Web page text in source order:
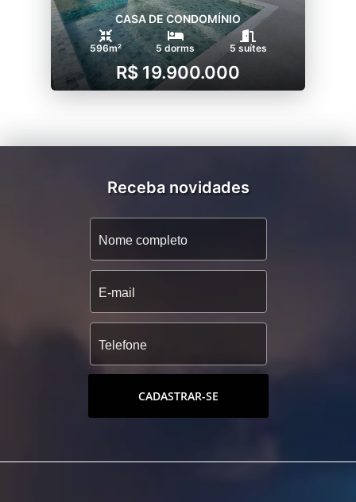
CASA DE CONDOMÍNIO
596m² 5 dorms 5 suítes
R$ 19.900.000
Receba novidades
CADASTRAR-SE